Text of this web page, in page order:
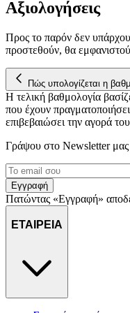
Αξιολογήσεις
Προς το παρόν δεν
προστεθούν, θα
Πώς υπολογίζεται η
Η τελική βαθμολογία
που έχουν
επιβεβαιώσει την αγορά
Γράψου στο Νewsletter μας
Εγγραφή
Πατώντας «Εγγραφή»
ΕΤΑΙΡΕΙΑ